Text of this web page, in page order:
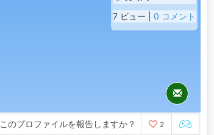
7 ビュー | 0 コメント
このプロファイルを報告しますか？ 2